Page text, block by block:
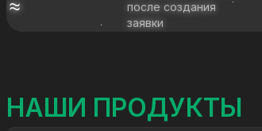
≈
после создания
заявки
НАШИ ПРОДУКТЫ